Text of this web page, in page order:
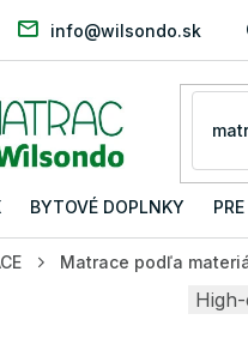
info@wilsondo.sk
BYTOVÉ DOPLNKY
Matrace podľa